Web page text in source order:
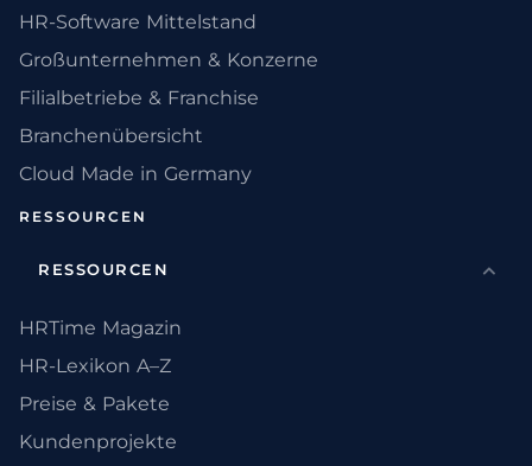
HR-Software Mittelstand
Großunternehmen & Konzerne
Filialbetriebe & Franchise
Branchenübersicht
Cloud Made in Germany
RESSOURCEN
RESSOURCEN
HRTime Magazin
HR-Lexikon A–Z
Preise & Pakete
Kundenprojekte